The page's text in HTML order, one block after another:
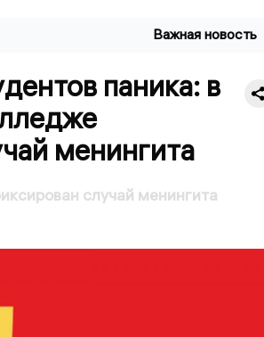
Важная новость
паника: в
менингита
случай менингита